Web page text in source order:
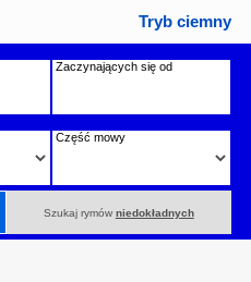
Tryb ciemny
Zaczynających się od
Część mowy
Szukaj rymów niedokładnych